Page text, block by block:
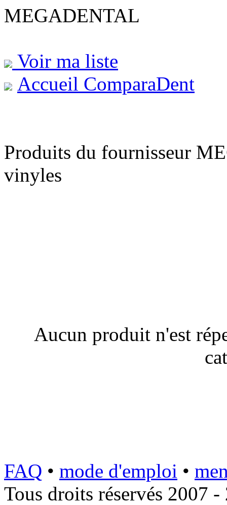
MEGADENTAL
Voir ma liste
Accueil ComparaDent
Produits du fournisseur
vinyles
Aucun produit n'est
FAQ • mode d'emploi •
Tous droits réservés 2007 -